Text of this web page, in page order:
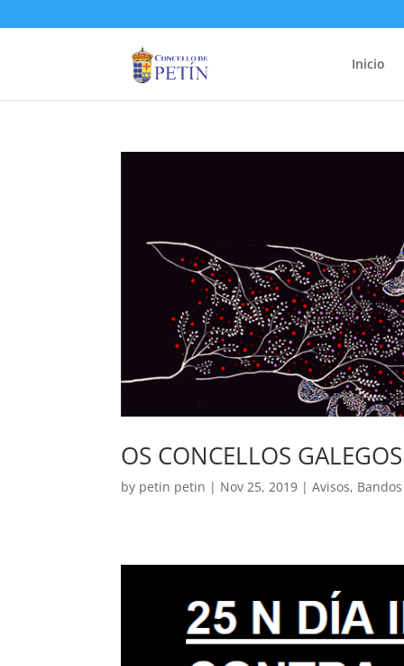
Inicio
OS CONCELLOS
by petin petin | Nov 25, 2019 |Avisos,